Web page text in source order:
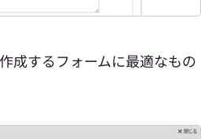
成するフォームに最適なもの